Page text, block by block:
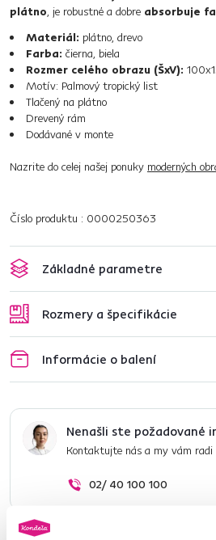
plátno, je robustné a dobre absorbuje
Materiál: plátno, drevo
Farba: čierna, biela
Rozmer celého obrazu (ŠxV):
Motív: Palmový tropický list
Tlačený na plátno
Drevený rám
Dodávané v monte
Nazrite do celej našej ponuky moderných
Číslo produktu : 0000250363
Základné parametre
Rozmery a špecifikácie
Informácie o balení
Nenašli ste požadované
Kontaktujte nás a my vám radi
02/ 40 100 100